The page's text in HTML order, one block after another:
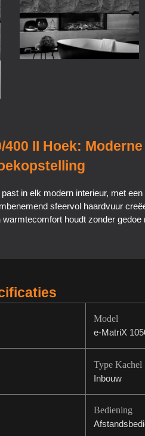
400 II Hoek:
in elk modern interieur, met
sfeervol haardvuur
houdt zonder gedoe
Model
e-MatriX
Type Kachel
Inbouw
Bediening